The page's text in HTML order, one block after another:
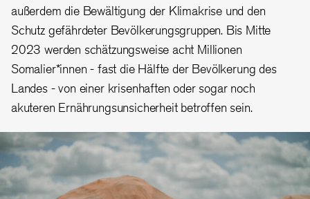
außerdem die Bewältigung der Klimakrise und den
Schutz gefährdeter Bevölkerungsgruppen. Bis Mitte
2023 werden schätzungsweise acht Millionen
Somalier*innen - fast die Hälfte der Bevölkerung des
Landes - von einer krisenhaften oder sogar noch
akuteren Ernährungsunsicherheit betroffen sein.